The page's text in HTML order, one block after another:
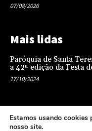
07/08/2026
Mais lidas
Paróquia de Santa
a 42ª edição da Festa
17/10/2024
Representatividade na
escola na formação de
Estamos usando cookies
nosso site.